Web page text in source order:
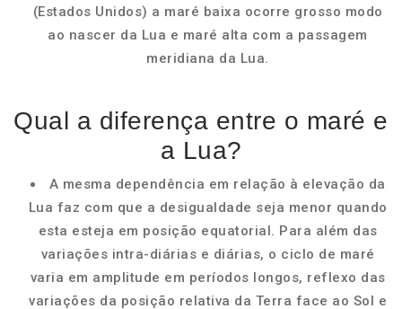
(Estados Unidos) a maré baixa ocorre grosso modo
ao nascer da Lua e maré alta com a passagem
meridiana da Lua.
Qual a diferença entre o maré e
a Lua?
A mesma dependência em relação à elevação da
Lua faz com que a desigualdade seja menor quando
esta esteja em posição equatorial. Para além das
variações intra-diárias e diárias, o ciclo de maré
varia em amplitude em períodos longos, reflexo das
variações da posição relativa da Terra face ao Sol e